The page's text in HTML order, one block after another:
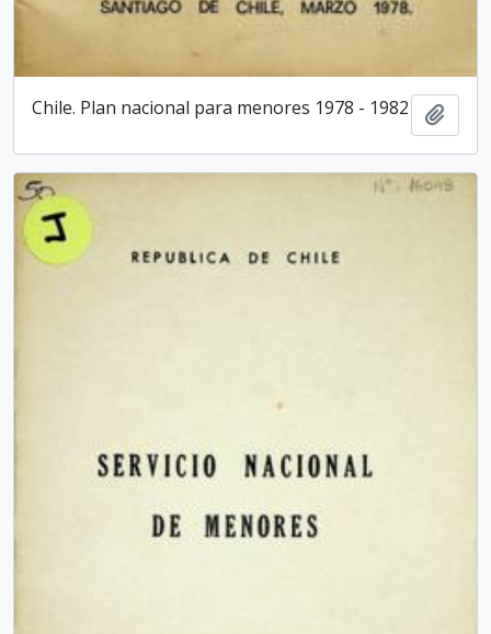
Chile. Plan nacional para menores 1978 - 1982